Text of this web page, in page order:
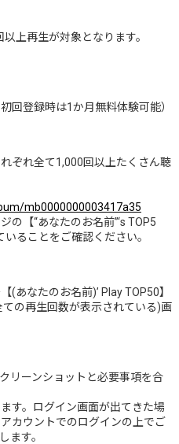
上再生が対象となります。
回登録時は1か月無料体験可能）
れぞれ全て1,000回以上たくさん聴
mb0000000003417a35
の【“あなたのお名前”‘s TOP5
ることをご確認ください。
(あなたのお名前)’ Play TOP50】
の再生回数が表示されている)画
リーンショットと必要事項を合
す。ログイン画面が出てきた場
カウントでのログインの上でご
ます。